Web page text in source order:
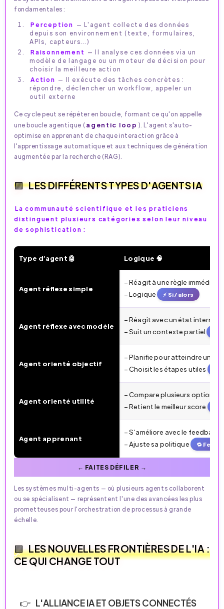
fondamentales :​
Perception — L'agent collecte des données
depuis son environnement (texte, formulaires,
APIs, capteurs…)
Raisonnement — Il analyse ces données via un
modèle de langage ou un moteur de décision pour
choisir la meilleure action
Action — Il exécute des tâches concrètes :
répondre, déclencher un workflow, appeler un
outil externe
Ce cycle peut se répéter en boucle, formant ce qu'on appelle
une boucle agentique (agentic loop ). L'agent s'auto-
optimise en apprenant de chaque interaction grâce à
l'apprentissage automatique et aux techniques de génération
augmentée par la recherche (RAG).​
LES DIFFÉRENTS TYPES D'AGENTS IA
La communauté scientifique et les praticiens
distinguent plusieurs catégories selon leur niveau
de sophistication :
Les 5 grands types classiques d’agents IA en 2026
Type d’agent 🤖 Logique 🧠
Agent réflexe simple
– Réagit à une règle immédiate
– Logique
⚡ Si / alors
Agent réflexe avec modèle
– Réagit avec un état interne
– Suit un contexte partiel
Agent orienté objectif
– Planifie pour atteindre un but
– Choisit les étapes utiles
Agent orienté utilité
– Compare plusieurs options
– Retient le meilleur score
Agent apprenant
– S’améliore avec le feedback
– Ajuste sa politique
🔁
Les systèmes multi-agents — où plusieurs agents collaborent
ou se spécialisent — représentent l'une des avancées les plus
prometteuses pour l'orchestration de processus à grande
échelle.​
LES NOUVELLES FRONTIÈRES DE L'IA :
CE QUI CHANGE TOUT
L'ALLIANCE IA ET OBJETS CONNECTÉS